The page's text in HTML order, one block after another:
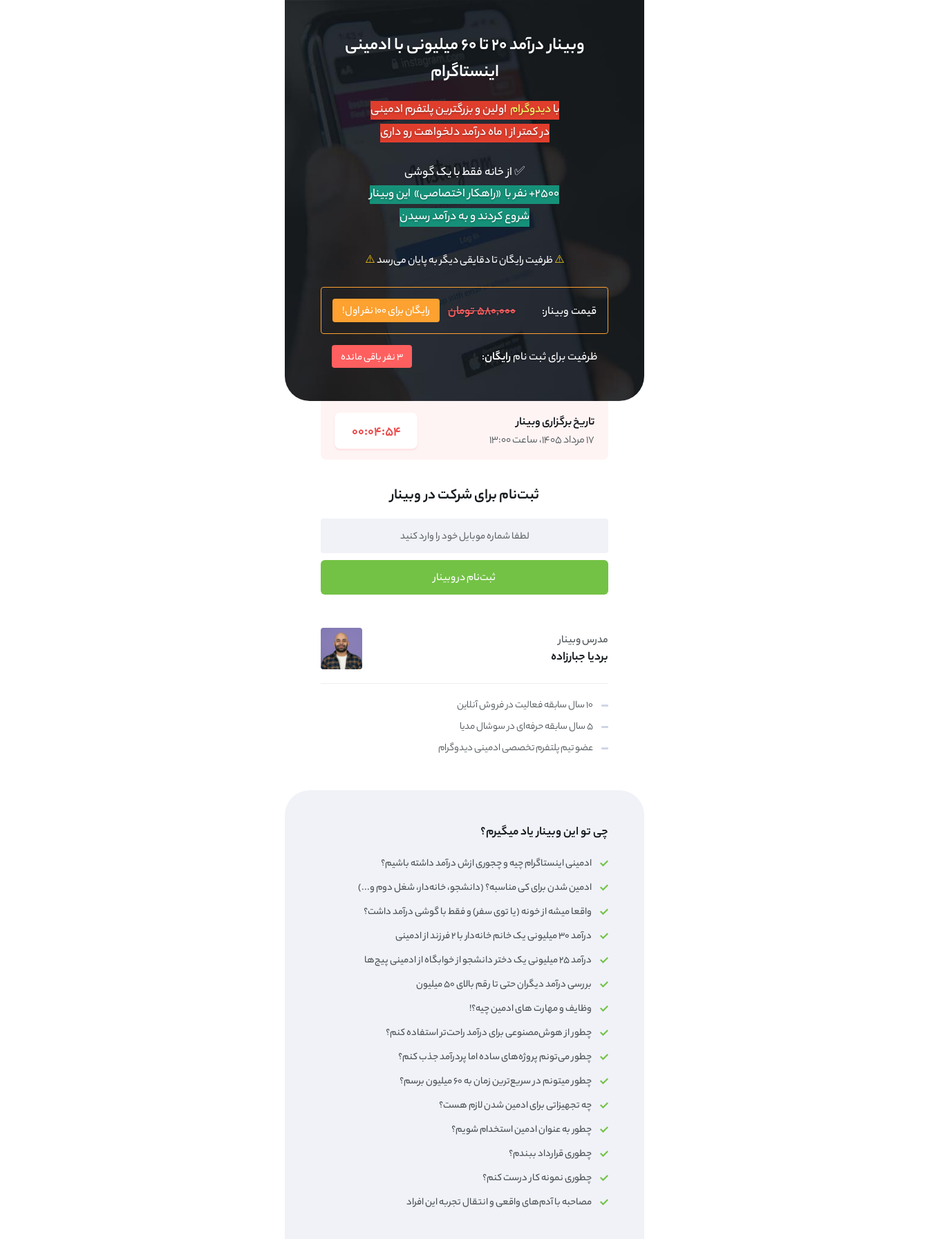
وبینار درآمد ۲۰ تا ۶۰ میلیونی با ادمینی
اینستاگرام
بادیدوگرام اولین و بزرگترین پلتفرم ادمینی
در کمتر از ۱ ماه درآمد دلخواهت رو داری
✅ از خانه فقط با یک گوشی
۲۵۰۰+ نفر با «راهکار اختصاصی»
این وبینار
شروع کردند و به درآمد رسیدن
⚠️ظرفیت رایگان تا دقایقی دیگر به پایان می‌رسد⚠️
قیمت وبینار: ۵۸۰,۰۰۰ تومان رایگان برای ۱۰۰ نفر اول!
ظرفیت برای ثبت نامرایگان: 3 نفر باقی مانده
تاریخ برگزاری وبینار
۱۷ مرداد ۱۴۰۵، ساعت ۱۳:۰۰ 00:04:54
ثبت‌نام برای شرکت در وبینار
ثبت‌نام در وبینار
مدرس وبینار
بردیا جبارزاده
۱۰ سال سابقه فعالیت در فروش آنلاین
۵ سال سابقه حرفه‌ای در سوشال مدیا
عضو تیم پلتفرم تخصصی ادمینی دیدوگرام
چی تو این وبینار یاد میگیرم؟
ادمینی اینستاگرام چیه و چجوری ازش درآمد داشته باشیم؟
ادمین شدن برای کی مناسبه؟ (دانشجو، خانه‌دار،‌ شغل دوم و...)
واقعا میشه از خونه (یا توی سفر) و فقط با گوشی درآمد داشت؟
درآمد ۳۰ میلیونی یک خانم خانه‌دار با ۲ فرزند از ادمینی
درآمد ۲۵ میلیونی یک دختر دانشجو از خوابگاه از ادمینی پیج‌ها
بررسی درآمد دیگران حتی تا رقم بالای ۵۰ میلیون
وظایف و مهارت های ادمین چیه؟!
چطور از هوش‌مصنوعی برای درآمد راحت‌تر استفاده کنم؟
چطور می‌تونم پروژه‌های ساده اما پردرآمد جذب کنم؟
چطور میتونم در سریع‌ترین زمان به 6۰ میلیون برسم؟
چه تجهیزاتی برای ادمین شدن لازم هست؟
چطور به عنوان ادمین استخدام شویم؟
چطوری قرارداد ببندم؟
چطوری نمونه کار درست کنم؟
مصاحبه با آدم‌های واقعی و انتقال تجربه این افراد